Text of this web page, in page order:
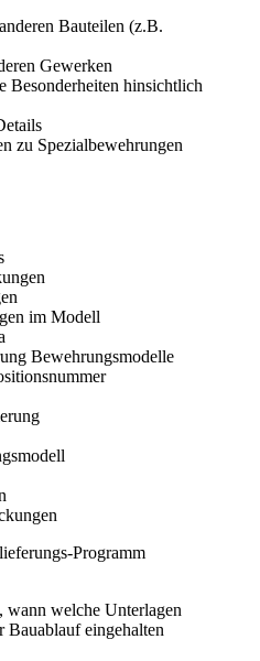
Bauteilen (z.B.
Gewerken
Besonderheiten hinsichtlich
zu Spezialbewehrungen
im Modell
Bewehrungsmodelle
Programm
welche Unterlagen
Bauablauf eingehalten